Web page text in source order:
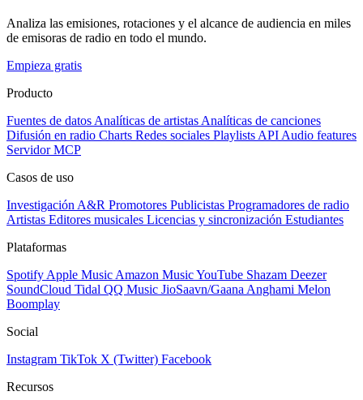
Analiza las emisiones, rotaciones y el alcance de audiencia en miles
de emisoras de radio en todo el mundo.
Empieza gratis
Producto
Fuentes de datos Analíticas de artistas Analíticas de canciones
Difusión en radio Charts Redes sociales Playlists API Audio features
Servidor MCP
Casos de uso
Investigación A&R Promotores Publicistas Programadores de radio
Artistas Editores musicales Licencias y sincronización Estudiantes
Plataformas
Spotify Apple Music Amazon MusicYouTube Shazam Deezer
SoundCloud Tidal QQ Music JioSaavn/Gaana Anghami Melon
Boomplay
Social
Instagram TikTok X (Twitter) Facebook
Recursos